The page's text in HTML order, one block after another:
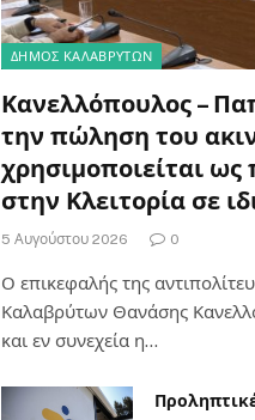
ΔΗΜΟΣ ΚΑΛΑΒΡΥΤΩΝ
Κανελλόπουλος –
την πώληση του
χρησιμοποιείται ως
στην Κλειτορία σε
5 Αυγούστου 2026 0
Ο επικεφαλής της
Καλαβρύτων Θανάσης
και εν συνεχεία η…